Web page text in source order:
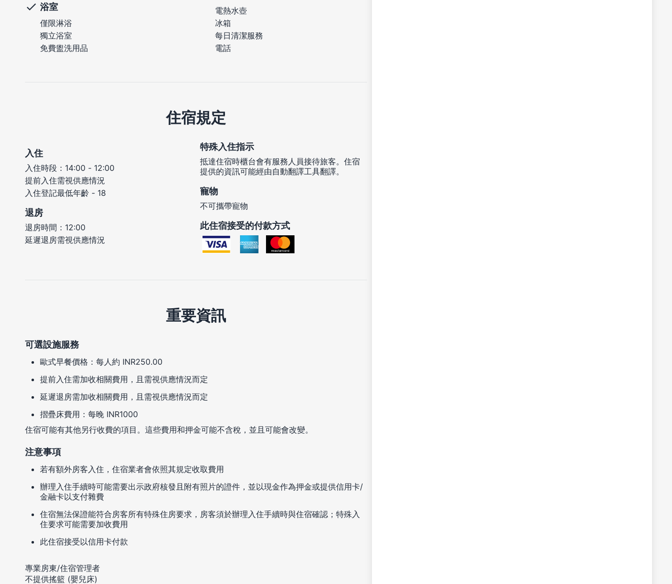
浴室
僅限淋浴
獨立浴室
免費盥洗用品
電熱水壺
冰箱
每日清潔服務
電話
住宿規定
入住
入住時段：14:00 - 12:00
提前入住需視供應情況
入住登記最低年齡 - 18
退房
退房時間：12:00
延遲退房需視供應情況
特殊入住指示
抵達住宿時櫃台會有服務人員接待旅客。住宿
提供的資訊可能經由自動翻譯工具翻譯。
寵物
不可攜帶寵物
此住宿接受的付款方式
重要資訊
可選設施服務
歐式早餐價格：每人約 INR250.00
提前入住需加收相關費用，且需視供應情況而定
延遲退房需加收相關費用，且需視供應情況而定
摺疊床費用：每晚 INR1000
住宿可能有其他另行收費的項目。這些費用和押金可能不含稅，並且可能會改變。
注意事項
若有額外房客入住，住宿業者會依照其規定收取費用
辦理入住手續時可能需要出示政府核發且附有照片的證件，並以現金作為押金或提供信用卡/
金融卡以支付雜費
住宿無法保證能符合房客所有特殊住房要求，房客須於辦理入住手續時與住宿確認；特殊入
住要求可能需要加收費用
此住宿接受以信用卡付款
專業房東/住宿管理者
不提供搖籃 (嬰兒床)